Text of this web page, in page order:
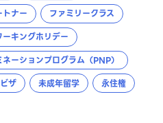
ナー
ファミリークラス
ーキングホリデー
ーションプログラム（PNP）
ザ 未成年留学
永住権